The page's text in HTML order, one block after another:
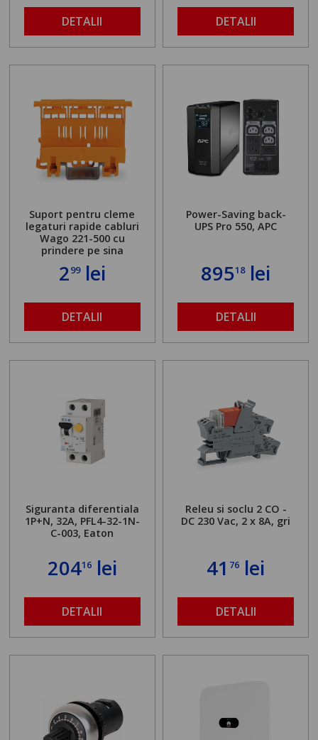
DETALII DETALII
Suport pentru cleme
legaturi rapide cabluri
Wago 221-500 cu
prindere pe sina
299lei
DETALII
Power-Saving back-
UPS Pro 550, APC
89518lei
DETALII
Siguranta diferentiala
1P+N, 32A, PFL4-32-1N-
C-003, Eaton
20416lei
DETALII
Releu si soclu 2 CO -
DC 230 Vac, 2 x 8A, gri
41 76 lei
DETALII